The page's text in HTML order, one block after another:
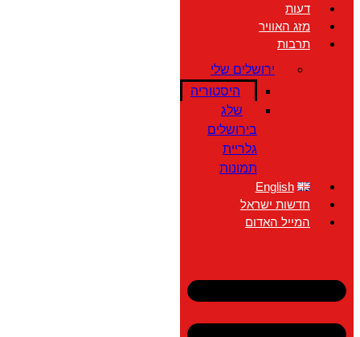
דעות
מזג האוויר
תרבות
ירושלים שלי
היסטוריה
שלג
בירושלים
גלריית
תמונות
English
חדשות ישראל
המייל האדום